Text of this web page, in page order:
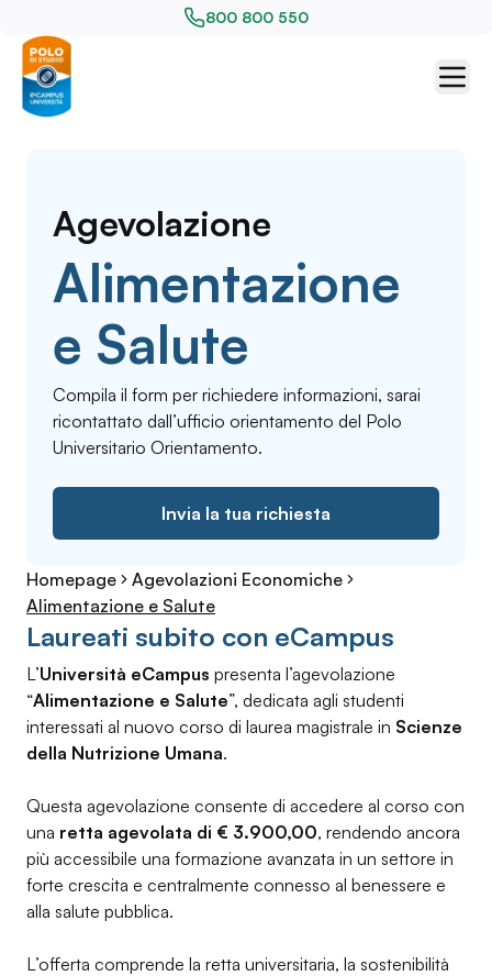
800 800 550
Agevolazione
Alimentazione
e Salute
Compila il form per richiedere informazioni, sarai
ricontattato dall’ufficio orientamento del Polo
Universitario Orientamento.
Invia la tua richiesta
Homepage
Agevolazioni Economiche
Alimentazione e Salute
Laureati subito con eCampus
L’Università eCampus presenta l’agevolazione
“Alimentazione e Salute”, dedicata agli studenti
interessati al nuovo corso di laurea magistrale in Scienze
della Nutrizione Umana.
Questa agevolazione consente di accedere al corso con
una retta agevolata di € 3.900,00, rendendo ancora
più accessibile una formazione avanzata in un settore in
forte crescita e centralmente connesso al benessere e
alla salute pubblica.
L’offerta comprende la retta universitaria, la sostenibilità